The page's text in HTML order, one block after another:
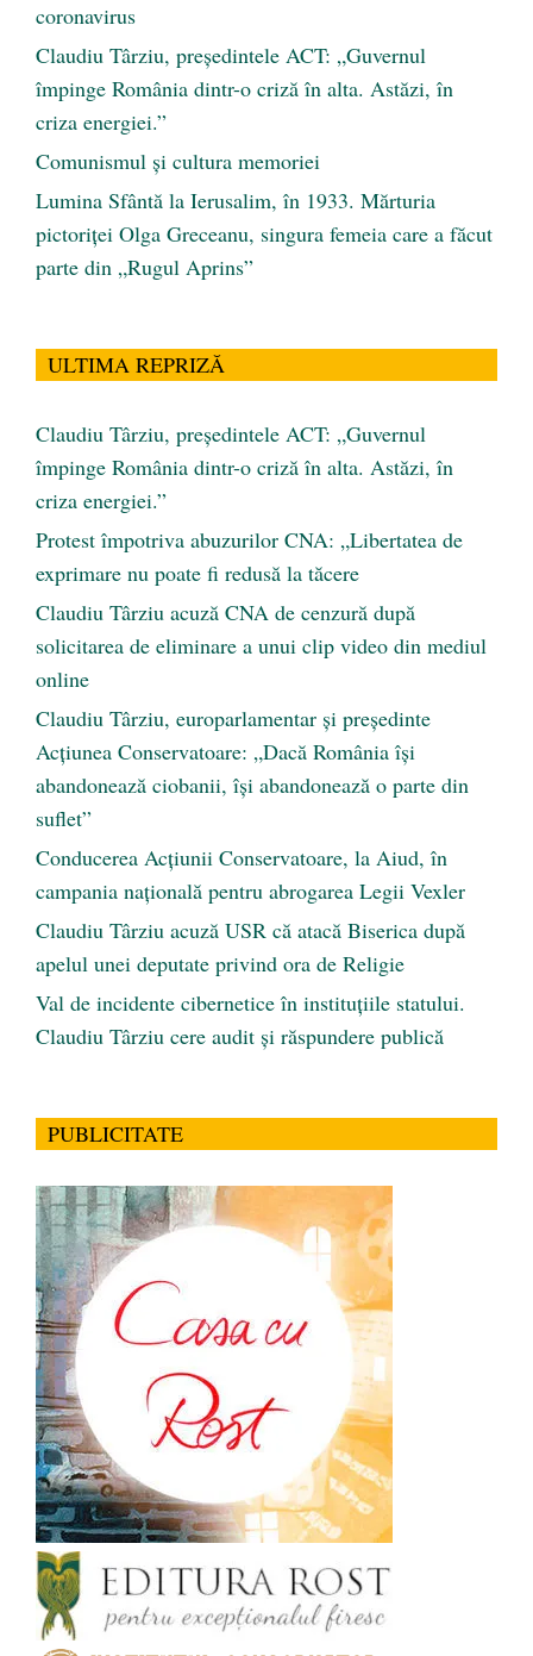
coronavirus
Claudiu Târziu, președintele ACT: „Guvernul
împinge România dintr-o criză în alta. Astăzi, în
criza energiei.”
Comunismul şi cultura memoriei
Lumina Sfântă la Ierusalim, în 1933. Mărturia
pictoriței Olga Greceanu, singura femeia care a făcut
parte din „Rugul Aprins”
ULTIMA REPRIZĂ
Claudiu Târziu, președintele ACT: „Guvernul
împinge România dintr-o criză în alta. Astăzi, în
criza energiei.”
Protest împotriva abuzurilor CNA: „Libertatea de
exprimare nu poate fi redusă la tăcere
Claudiu Târziu acuză CNA de cenzură după
solicitarea de eliminare a unui clip video din mediul
online
Claudiu Târziu, europarlamentar și președinte
Acțiunea Conservatoare: „Dacă România își
abandonează ciobanii, își abandonează o parte din
suflet”
Conducerea Acțiunii Conservatoare, la Aiud, în
campania națională pentru abrogarea Legii Vexler
Claudiu Târziu acuză USR că atacă Biserica după
apelul unei deputate privind ora de Religie
Val de incidente cibernetice în instituțiile statului.
Claudiu Târziu cere audit și răspundere publică
PUBLICITATE